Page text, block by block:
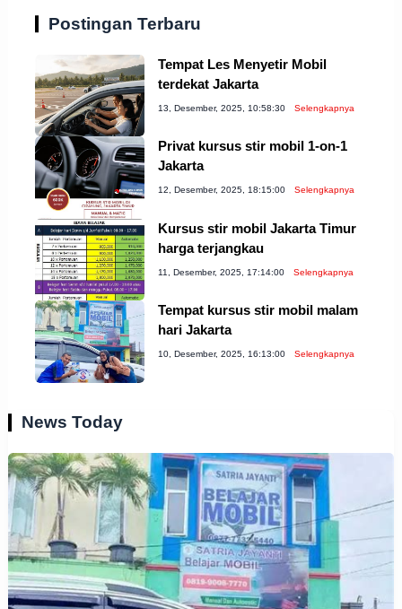
Postingan Terbaru
Tempat Les Menyetir Mobil
terdekat Jakarta
13, Desember, 2025, 10:58:30 Selengkapnya
Privat kursus stir mobil 1-on-1
Jakarta
12, Desember, 2025, 18:15:00 Selengkapnya
Kursus stir mobil Jakarta Timur
harga terjangkau
11, Desember, 2025, 17:14:00 Selengkapnya
Tempat kursus stir mobil malam
hari Jakarta
10, Desember, 2025, 16:13:00 Selengkapnya
News Today